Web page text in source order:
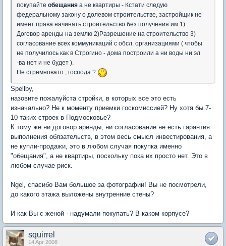
покупайте обещания а не квартиры - Кстати следую
федеральному закону о долевом строительстве, застройщик не
имеет права начинать строительство без получения им 1)
Договор аренды на землю 2)Разрешение на строительство 3)
согласование всех коммуникаций с обсл. организациями ( чтобы
не получилось как в Строгино - дома построили а ни воды ни эл
-ва нет и не будет ).
Не стремновато , господа ?
Spellby,
назовите пожалуйста стройки, в которых все это есть
изначально? Не к моменту приемки госкомиссией? Ну хотя бы 7-
10 таких строек в Подмосковье?
К тому же ни договор аренды, ни согласование не есть гарантия
выполнения обязательств, в этом весь смысл инвестирования, а
не купли-продажи, это в любом случая покупка именно
"обещания", а не квартиры, поскольку пока их просто нет. Это в
любом случае риск.
Ngel, спасибо Вам большое за фотографии! Вы не посмотрели,
до какого этажа выложены внутренние стены?
И как Вы с женой - надумали покупать? В каком корпусе?
squirrel
14 Apr 2008